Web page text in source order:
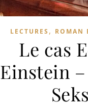
LECTURES , ROMAN
Le cas
Einstein